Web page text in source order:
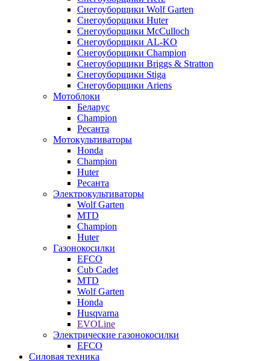
Снегоуборщики Wolf Garten
Снегоуборщики Huter
Снегоуборщики McCulloch
Снегоуборщики AL-KO
Снегоуборщики Champion
Снегоуборщики Briggs & Stratton
Снегоуборщики Stiga
Снегоуборщики Ariens
Мотоблоки
Беларус
Champion
Ресанта
Мотокультиваторы
Honda
Champion
Huter
Ресанта
Электрокультиваторы
Wolf Garten
MTD
Champion
Huter
Газонокосилки
EFCO
Cub Cadet
MTD
Wolf Garten
Honda
Husqvarna
EVOLine
Электрические газонокосилки
EFCO
Силовая техника